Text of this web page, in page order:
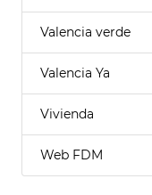
Valencia verde
Valencia Ya
Vivienda
Web FDM